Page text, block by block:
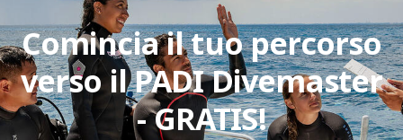
Comincia il tuo percorso
verso il PADI Divemaster
- GRATIS!